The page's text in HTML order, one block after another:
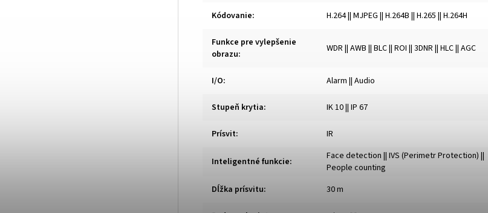
Kódovanie: H.264 || MJPEG || H.264B || H.265 || H.264H
Funkce pre vylepšenie
obrazu: WDR || AWB || BLC || ROI || 3DNR || HLC || AGC
I/O: Alarm || Audio
Stupeň krytia: IK 10 || IP 67
Prísvit: IR
Inteligentné funkcie:
Face detection || IVS (Perimetr Protection) ||
People counting
Dĺžka prísvitu: 30 m